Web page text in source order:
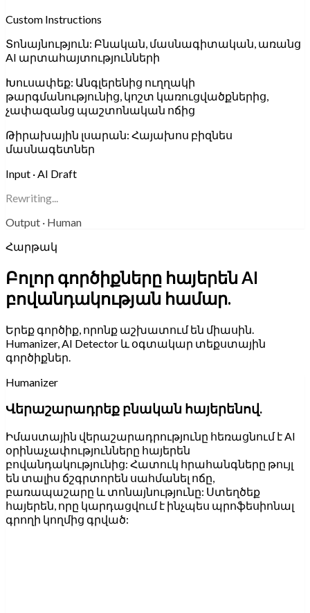
Custom Instructions
Տոնայնություն: Բնական, մասնագիտական, առանց
AI արտահայտությունների
Խուսափեք: Անգլերենից ուղղակի
թարգմանությունից, կոշտ կառուցվածքներից,
չափազանց պաշտոնական ոճից
Թիրախային լսարան: Հայախոս բիզնես
մասնագետներ
Input · AI Draft
Rewriting...
Output · Human
Հարթակ
Բոլոր գործիքները հայերեն AI
բովանդակության համար.
Երեք գործիք, որոնք աշխատում են միասին.
Humanizer, AI Detector և օգտակար տեքստային
գործիքներ.
Humanizer
Վերաշարադրեք բնական հայերենով.
Իմաստային վերաշարադրությունը հեռացնում է AI
օրինաչափությունները հայերեն
բովանդակությունից: Հատուկ հրահանգները թույլ
են տալիս ճշգրտորեն սահմանել ոճը,
բառապաշարը և տոնայնությունը: Ստեղծեք
հայերեն, որը կարդացվում է ինչպես պրոֆեսիոնալ
գրողի կողմից գրված: